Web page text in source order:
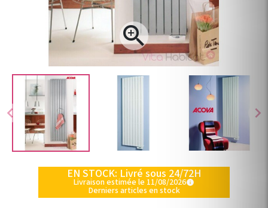
chevron_left chevron_right

EN STOCK: Livré sous 24/72H
Livraison estimée le 11/08/2026info
Derniers articles en stock